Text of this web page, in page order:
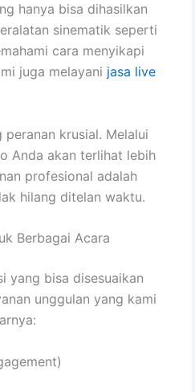
hanya bisa dihasilkan
sinematik seperti
cara menyikapi
juga melayani jasa live
peranan krusial. Melalui
Anda akan terlihat lebih
profesional adalah
hilang ditelan waktu.
Berbagai Acara
yang bisa disesuaikan
unggulan yang kami